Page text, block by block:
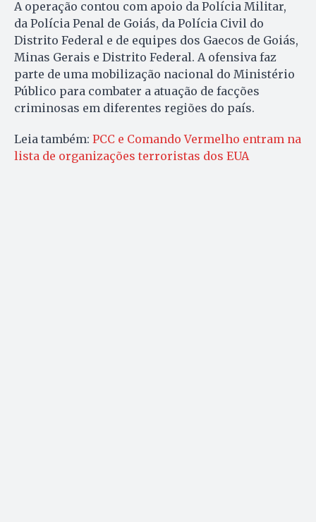
A operação contou com apoio da Polícia Militar,
da Polícia Penal de Goiás, da Polícia Civil do
Distrito Federal e de equipes dos Gaecos de Goiás,
Minas Gerais e Distrito Federal. A ofensiva faz
parte de uma mobilização nacional do Ministério
Público para combater a atuação de facções
criminosas em diferentes regiões do país.
Leia também: PCC e Comando Vermelho entram na
lista de organizações terroristas dos EUA